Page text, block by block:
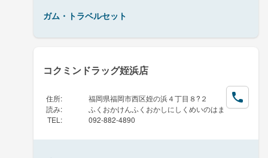
ガム・トラベルセット
コクミンドラッグ姪浜店
住所:
福岡県福岡市西区姪の浜４丁目８?２
読み:
ふくおかけんふくおかしにしくめいのはま
TEL : 092-882-4890